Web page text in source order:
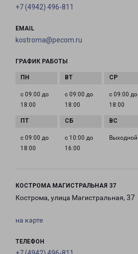
+7 (4942) 496-811
EMAIL
kostroma@pecom.ru
ГРАФИК РАБОТЫ
с 09:00 до
18:00
с 09:00 до
18:00
с 09:00 до
18:00
с 09:00 до
18:00
с 10:00 до
16:00
Выходной
КОСТРОМА МАГИСТРАЛЬНАЯ 37
Кострома, улица Магистральная, 37
на карте
ТЕЛЕФОН